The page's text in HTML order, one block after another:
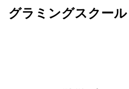
グラミングスクール